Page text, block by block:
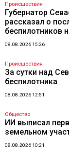
Происшествия
Губернатор
рассказал о
беспилотников
08.08.2026 15:26
Происшествия
За сутки над
беспилотника
08.08.2026 12:51
Общество
ИИ выписал
земельном
08.08.2026 10:21